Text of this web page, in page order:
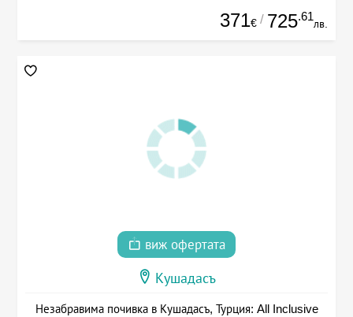
371€ / 725.61
лв.
виж офертата
Кушадасъ
Незабравима почивка в Кушадасъ, Турция: All Inclusive